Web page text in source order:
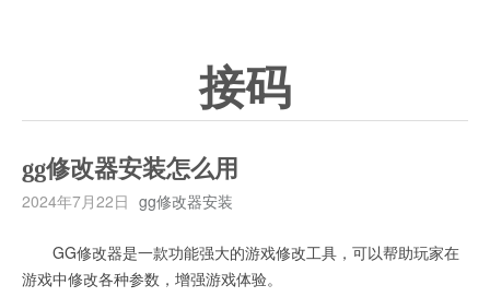
接码
gg修改器安装怎么用
2024年7月22日 gg修改器安装
GG修改器是一款功能强大的游戏修改工具，可以帮助玩家在
游戏中修改各种参数，增强游戏体验。